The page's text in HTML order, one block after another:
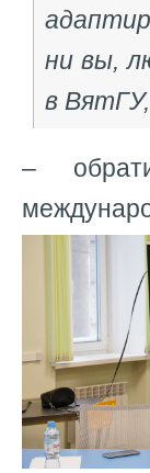
ни вы,
в
–